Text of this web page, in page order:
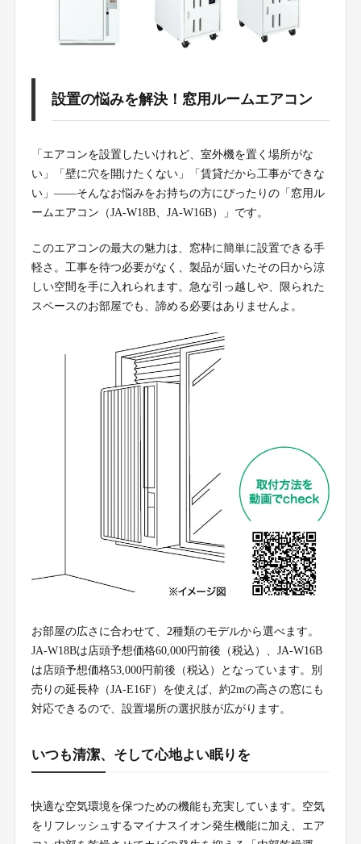
設置の悩みを解決！窓用ルームエアコン
「エアコンを設置したいけれど、室外機を置く場所がな
い」「壁に穴を開けたくない」「賃貸だから工事ができな
い」——そんなお悩みをお持ちの方にぴったりの「窓用ル
ームエアコン（JA-W18B、JA-W16B）」です。
このエアコンの最大の魅力は、窓枠に簡単に設置できる手
軽さ。工事を待つ必要がなく、製品が届いたその日から涼
しい空間を手に入れられます。急な引っ越しや、限られた
スペースのお部屋でも、諦める必要はありませんよ。
お部屋の広さに合わせて、2種類のモデルから選べます。
JA-W18Bは店頭予想価格60,000円前後（税込）、JA-W16B
は店頭予想価格53,000円前後（税込）となっています。別
売りの延長枠（JA-E16F）を使えば、約2mの高さの窓にも
対応できるので、設置場所の選択肢が広がります。
いつも清潔、そして心地よい眠りを
快適な空気環境を保つための機能も充実しています。空気
をリフレッシュするマイナスイオン発生機能に加え、エア